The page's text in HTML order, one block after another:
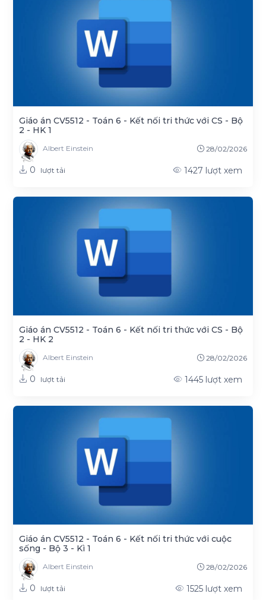
Giáo án CV5512 - Toán 6 - Kết nối tri thức với CS - Bộ
2 - HK 1
Albert Einstein 28/02/2026
0 lượt tải 1427 lượt xem
Giáo án CV5512 - Toán 6 - Kết nối tri thức với CS - Bộ
2 - HK 2
Albert Einstein 28/02/2026
0 lượt tải 1445 lượt xem
Giáo án CV5512 - Toán 6 - Kết nối tri thức với cuộc
sống - Bộ 3 - Kì 1
Albert Einstein 28/02/2026
0 lượt tải 1525 lượt xem